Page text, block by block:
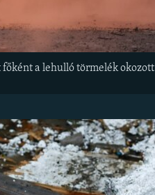
a lehulló törmelék okozott